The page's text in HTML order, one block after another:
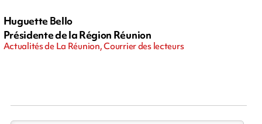
Huguette Bello
Présidente de la Région Réunion
Actualités de La Réunion, Courrier des lecteurs